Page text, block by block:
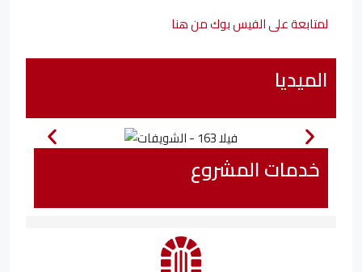
لمتابعة على الفيس بوك من هنا
الميديا
خدمات المشروع